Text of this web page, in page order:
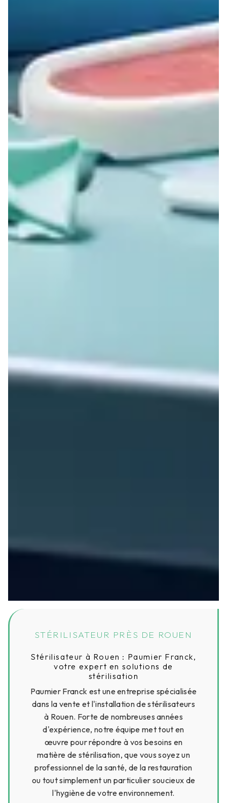
STÉRILISATEUR PRÈS DE ROUEN
Stérilisateur à Rouen : Paumier Franck,
votre expert en solutions de
stérilisation
Paumier Franck est une entreprise spécialisée
dans la vente et l'installation de stérilisateurs
à Rouen. Forte de nombreuses années
d'expérience, notre équipe met tout en
œuvre pour répondre à vos besoins en
matière de stérilisation, que vous soyez un
professionnel de la santé, de la restauration
ou tout simplement un particulier soucieux de
l'hygiène de votre environnement.